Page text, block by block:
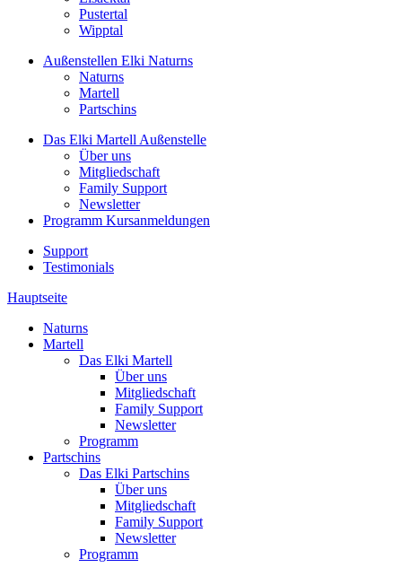
Pustertal
Wipptal
Außenstellen Elki Naturns
Naturns
Martell
Partschins
Das Elki MartellAußenstelle
Über uns
Mitgliedschaft
Family Support
Newsletter
Programm Kursanmeldungen
Support
Testimonials
Hauptseite
Naturns
Martell
Das Elki Martell
Über uns
Mitgliedschaft
Family Support
Newsletter
Programm
Partschins
Das Elki Partschins
Über uns
Mitgliedschaft
Family Support
Newsletter
Programm